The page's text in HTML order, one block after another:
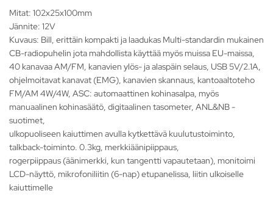
Mitat: 102x25x100mm
Jännite: 12V
Kuvaus: Bill, erittäin kompakti ja laadukas Multi-standardin mukainen
CB-radiopuhelin jota mahdollista käyttää myös muissa EU-maissa,
40 kanavaa AM/FM, kanavien ylös- ja alaspäin selaus, USB 5V/2.1A,
ohjelmoitavat kanavat (EMG), kanavien skannaus, kantoaaltoteho
FM/AM 4W/4W, ASC: automaattinen kohinasalpa, myös
manuaalinen kohinasäätö, digitaalinen tasometer, ANL&NB -
suotimet,
ulkopuoliseen kaiuttimen avulla kytkettävä kuulutustoiminto,
talkback-toiminto. 0.3kg, merkkiäänipiippaus,
rogerpiippaus (äänimerkki, kun tangentti vapautetaan), monitoimi
LCD-näyttö, mikrofoniliitin (6-nap) etupanelissa, liitin ulkoiselle
kaiuttimelle